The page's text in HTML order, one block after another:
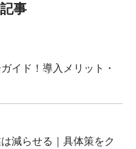
事
イド！導入メリット・
減らせる｜具体策をク